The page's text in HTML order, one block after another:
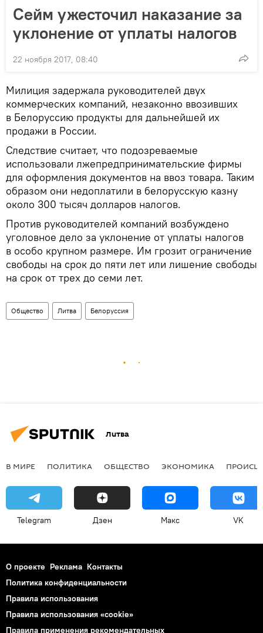
Сейм ужесточил наказание за
уклонение от уплаты налогов
22 ноября 2017, 08:40
Милиция задержала руководителей двух
коммерческих компаний, незаконно ввозивших
в Белоруссию продукты для дальнейшей их
продажи в России.
Следствие считает, что подозреваемые
использовали лжепредпринимательские фирмы
для оформления документов на ввоз товара. Таким
образом они недоплатили в белорусскую казну
около 300 тысяч долларов налогов.
Против руководителей компаний возбуждено
уголовное дело за уклонение от уплаты налогов
в особо крупном размере. Им грозит ограничение
свободы на срок до пяти лет или лишение свободы
на срок от трех до семи лет.
Общество Литва Белоруссия
Литва
В МИРЕ ПОЛИТИКА ОБЩЕСТВО ЭКОНОМИКА
Telegram Дзен Макс VK
О проекте Реклама Контакты
Политика конфиденциальности
Правила использования
Правила использования «cookie»
Правила применения рекомендательных